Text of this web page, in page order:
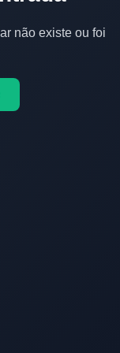
não existe ou foi